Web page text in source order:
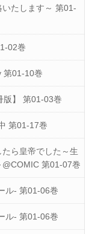
たします～ 第01-
02巻
第01-10巻
版】 第01-03巻
第01-17巻
ら皇帝でした～生
第01-07巻
ル- 第01-06巻
ル- 第01-06巻